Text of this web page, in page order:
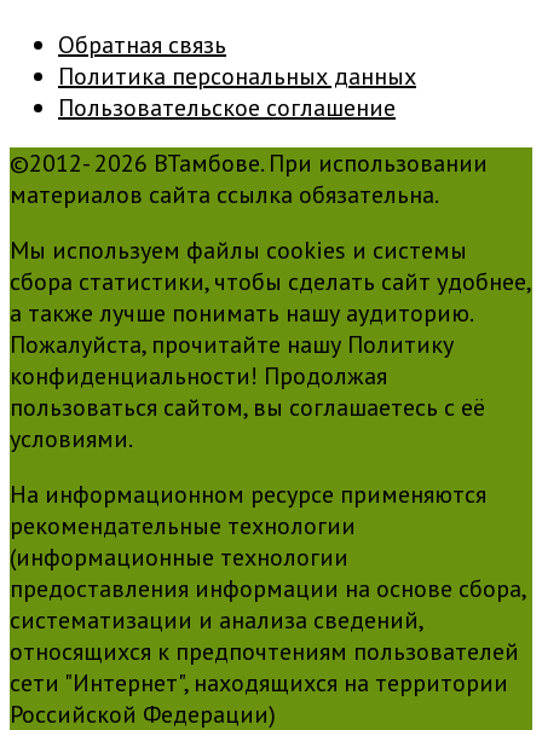
Обратная связь
Политика персональных данных
Пользовательское соглашение
©2012- 2026 ВТамбове. При использовании
материалов сайта ссылка обязательна.
Мы используем файлы cookies и системы
сбора статистики, чтобы сделать сайт удобнее,
а также лучше понимать нашу аудиторию.
Пожалуйста, прочитайте нашу Политику
конфиденциальности! Продолжая
пользоваться сайтом, вы соглашаетесь с её
условиями.
На информационном ресурсе применяются
рекомендательные технологии
(информационные технологии
предоставления информации на основе сбора,
систематизации и анализа сведений,
относящихся к предпочтениям пользователей
сети "Интернет", находящихся на территории
Российской Федерации)